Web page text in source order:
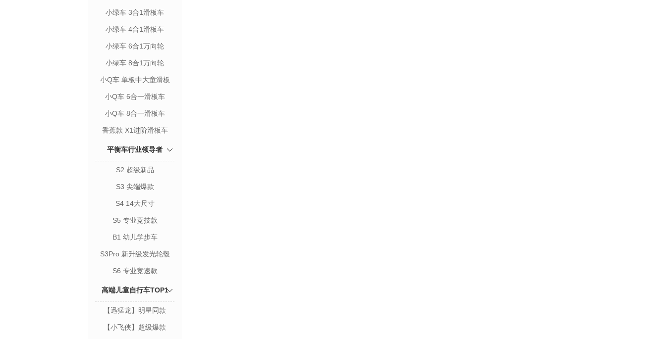
小绿车 3合1滑板车
小绿车 4合1滑板车
小绿车 6合1万向轮
小绿车 8合1万向轮
小Q车 单板中大童滑板
小Q车 6合一滑板车
小Q车 8合一滑板车
香蕉款 X1进阶滑板车
平衡车行业领导者
S2 超级新品
S3 尖端爆款
S4 14大尺寸
S5 专业竞技款
B1 幼儿学步车
S3Pro 新升级发光轮毂
S6 专业竞速款
高端儿童自行车TOP1
【迅猛龙】明星同款
【小飞侠】超级爆款